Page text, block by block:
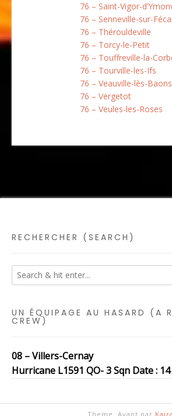
76 – Saint-Vigor-
76 – Senneville-sur-
76 – Thérouldeville
76 – Torcy-le-Petit
76 – Touffreville-la-
76 – Tourville-les-Ifs
76 – Veauville-lès-Baons
76 – Vergetot
76 – Veules-les-Roses
RECHERCHER (SEARCH)
UN ÉQUIPAGE AU HASARD (A
CREW)
08 – Villers-Cernay
Hurricane L1591 QO- 3 Sqn Date :
Theme: Avant par Kaira